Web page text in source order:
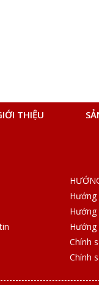
THIỆU
Hướng
Chính
Chính